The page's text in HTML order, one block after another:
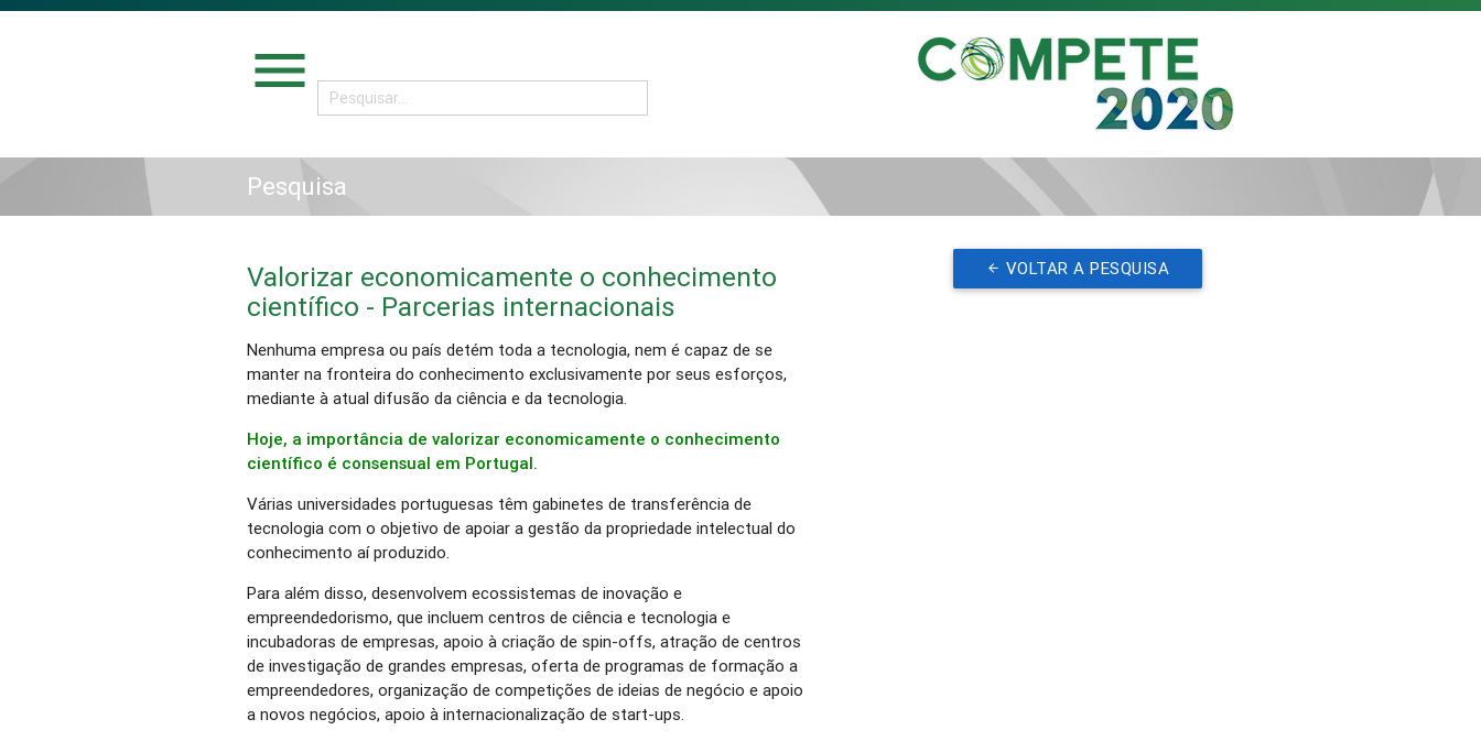
menu
Pesquisa
Valorizar economicamente o conhecimento
científico - Parcerias internacionais
Nenhuma empresa ou país detém toda a tecnologia, nem é capaz de se
manter na fronteira do conhecimento exclusivamente por seus esforços,
mediante à atual difusão da ciência e da tecnologia.
Hoje, a importância de valorizar economicamente o conhecimento
científico é consensual em Portugal.
Várias universidades portuguesas têm gabinetes de transferência de
tecnologia com o objetivo de apoiar a gestão da propriedade intelectual do
conhecimento aí produzido.
Para além disso, desenvolvem ecossistemas de inovação e
empreendedorismo, que incluem centros de ciência e tecnologia e
incubadoras de empresas, apoio à criação de spin-offs, atração de centros
de investigação de grandes empresas, oferta de programas de formação a
empreendedores, organização de competições de ideias de negócio e apoio
a novos negócios, apoio à internacionalização de start-ups.
VOLTAR A PESQUISA